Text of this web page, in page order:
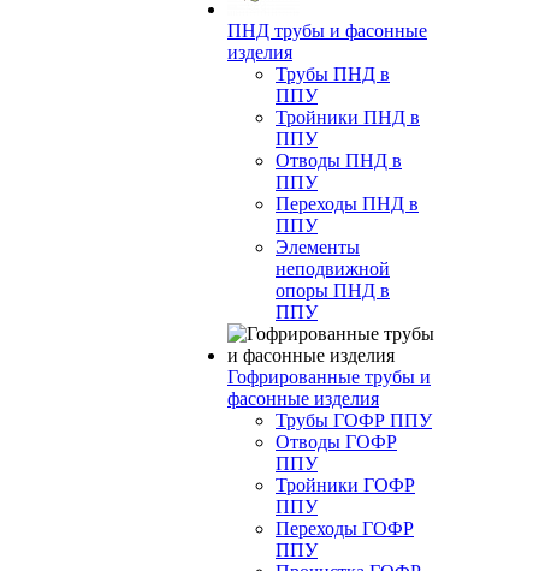
ПНД трубы и фасонные
изделия
Трубы ПНД в
ППУ
Тройники ПНД в
ППУ
Отводы ПНД в
ППУ
Переходы ПНД в
ППУ
Элементы
неподвижной
опоры ПНД в
ППУ
Гофрированные трубы и
фасонные изделия
Трубы ГОФР ППУ
Отводы ГОФР
ППУ
Тройники ГОФР
ППУ
Переходы ГОФР
ППУ